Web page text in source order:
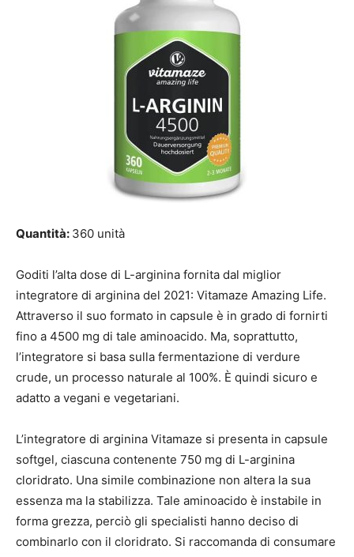
Quantità: 360 unità
Goditi l’alta dose di L-arginina fornita dal miglior
integratore di arginina del 2021: Vitamaze Amazing Life.
Attraverso il suo formato in capsule è in grado di fornirti
fino a 4500 mg di tale aminoacido. Ma, soprattutto,
l’integratore si basa sulla fermentazione di verdure
crude, un processo naturale al 100%. È quindi sicuro e
adatto a vegani e vegetariani.
L’integratore di arginina Vitamaze si presenta in capsule
softgel, ciascuna contenente 750 mg di L-arginina
cloridrato. Una simile combinazione non altera la sua
essenza ma la stabilizza. Tale aminoacido è instabile in
forma grezza, perciò gli specialisti hanno deciso di
combinarlo con il cloridrato. Si raccomanda di consumare